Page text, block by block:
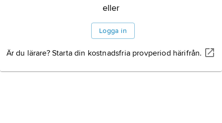
eller
Logga in
Är du lärare? Starta din kostnadsfria provperiod härifrån.